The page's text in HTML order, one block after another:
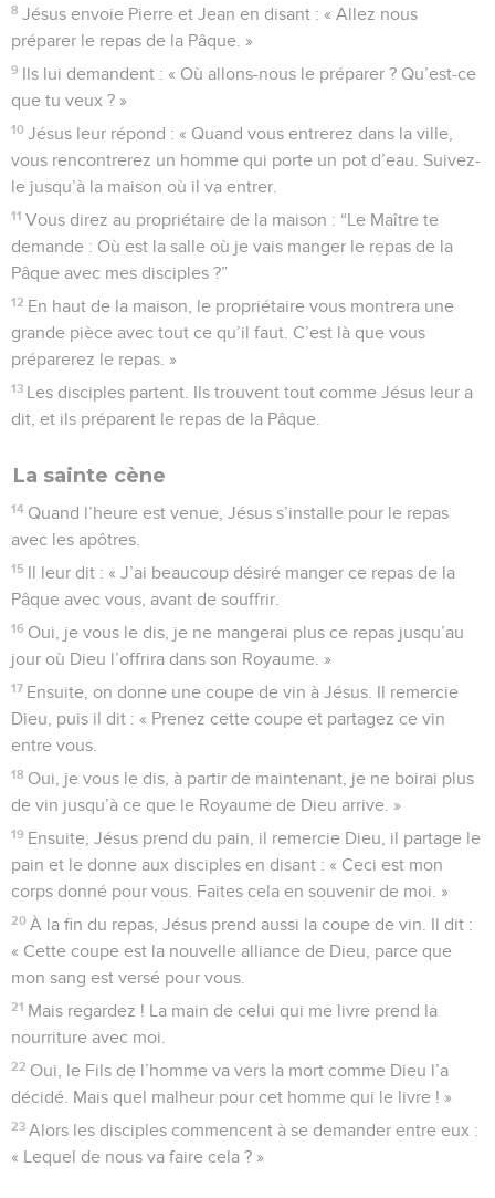
8 Jésus envoie Pierre et Jean en disant : « Allez nous
préparer le repas de la Pâque. »
9 Ils lui demandent : « Où allons-nous le préparer ? Qu’est-ce
que tu veux ? »
10 Jésus leur répond : « Quand vous entrerez dans la ville,
vous rencontrerez un homme qui porte un pot d’eau. Suivez-
le jusqu’à la maison où il va entrer.
11 Vous direz au propriétaire de la maison : “Le Maître te
demande : Où est la salle où je vais manger le repas de la
Pâque avec mes disciples ?”
12 En haut de la maison, le propriétaire vous montrera une
grande pièce avec tout ce qu’il faut. C’est là que vous
préparerez le repas. »
13 Les disciples partent. Ils trouvent tout comme Jésus leur a
dit, et ils préparent le repas de la Pâque.
La sainte cène
14 Quand l’heure est venue, Jésus s’installe pour le repas
avec les apôtres.
15 Il leur dit : « J’ai beaucoup désiré manger ce repas de la
Pâque avec vous, avant de souffrir.
16 Oui, je vous le dis, je ne mangerai plus ce repas jusqu’au
jour où Dieu l’offrira dans son Royaume. »
17 Ensuite, on donne une coupe de vin à Jésus. Il remercie
Dieu, puis il dit : « Prenez cette coupe et partagez ce vin
entre vous.
18 Oui, je vous le dis, à partir de maintenant, je ne boirai plus
de vin jusqu’à ce que le Royaume de Dieu arrive. »
19 Ensuite, Jésus prend du pain, il remercie Dieu, il partage le
pain et le donne aux disciples en disant : « Ceci est mon
corps donné pour vous. Faites cela en souvenir de moi. »
20 À la fin du repas, Jésus prend aussi la coupe de vin. Il dit :
« Cette coupe est la nouvelle alliance de Dieu, parce que
mon sang est versé pour vous.
21 Mais regardez ! La main de celui qui me livre prend la
nourriture avec moi.
22 Oui, le Fils de l’homme va vers la mort comme Dieu l’a
décidé. Mais quel malheur pour cet homme qui le livre ! »
23 Alors les disciples commencent à se demander entre eux :
« Lequel de nous va faire cela ? »